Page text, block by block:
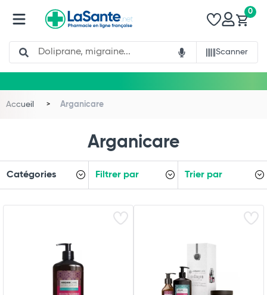
Search
Scanner
0
Accueil Arganicare
Arganicare
Catégories Filtrer par Trier par